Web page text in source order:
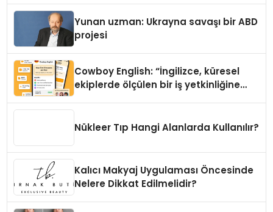
Yunan uzman: Ukrayna savaşı bir ABD
projesi
Cowboy English: “İngilizce, küresel
ekiplerde ölçülen bir iş yetkinliğine
Nükleer Tıp Hangi Alanlarda Kullanılır?
Kalıcı Makyaj Uygulaması Öncesinde
Nelere Dikkat Edilmelidir?